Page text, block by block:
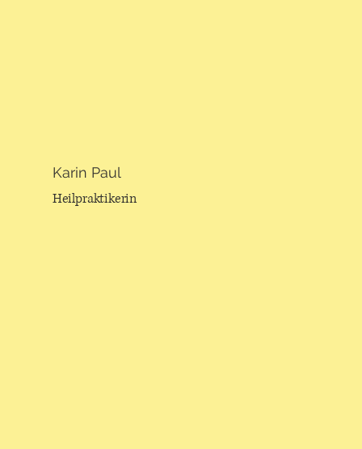
Karin Paul
Heilpraktikerin